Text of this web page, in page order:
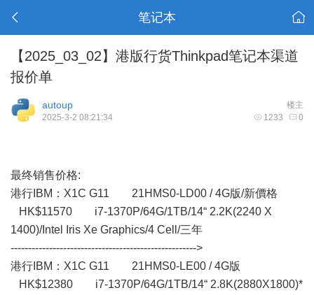
笔记本
【2025_03_02】港版行货Thinkpad笔记本渠道
报价单
楼主
autoup
1233 0
2025-3-2 08:21:34
最终销售价格:
港行IBM： X1C G11 21HMS0-LD00 / 4G版/新價格
HK$11570 i7-1370P/64G/1TB/14“ 2.2K(2240 X
1400)/Intel Iris Xe Graphics/4 Cell/三年
----------------------------------------------------->
港行IBM：X1C G11 21HMS0-LE00 / 4G版
HK$12380 i7-1370P/64G/1TB/14“ 2.8K(2880X1800)*